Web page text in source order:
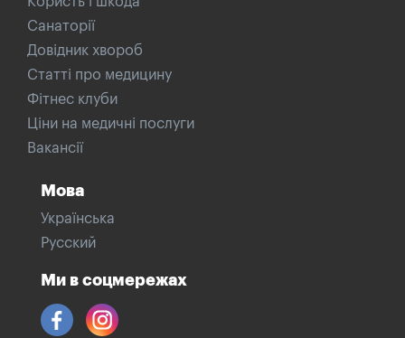
Санаторії
Довідник хвороб
Статті про медицину
Фітнес клуби
Ціни на медичні послуги
Вакансії
Мова
Українська
Русский
Ми в соцмережах